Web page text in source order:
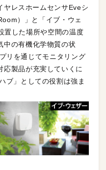
ヤレスホームセンサEveシ
）」と「イブ・ウェ
置した場所や空間の温度
中の有機化学物質の状
リを通じてモニタリング
応製品が充実していくに
ブ」としての役割は強ま